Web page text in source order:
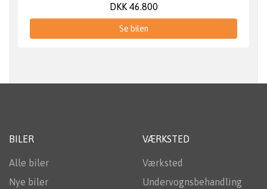
DKK 46.800
Se bilen
BILER
Alle biler
Nye biler
VÆRKSTED
Værksted
Undervognsbehandling